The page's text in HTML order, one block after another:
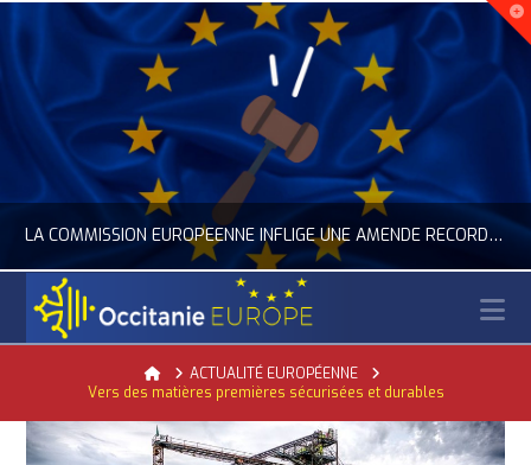
LA COMMISSION EUROPÉENNE INFLIGE UNE AMENDE RECORD À GOOGLE
ACTUALITÉ DE L'UNION EUROPÉENNE, ACTUALITÉ DE LA REPRÉSENTATION D’OCCITANIE EUROPE, NUMÉRIQUE- DIGITAL
JUILLET 24, 2026
HomeACTUALITÉ EUROPÉENNE
Vers des matières premières sécurisées et durables